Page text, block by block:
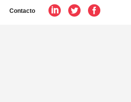
Contacto